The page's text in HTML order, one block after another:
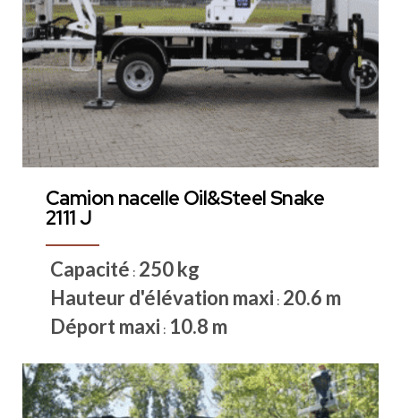
Camion nacelle Oil&Steel Snake
2111 J
Capacité : 250 kg
Hauteur d'élévation maxi : 20.6 m
Déport maxi : 10.8 m